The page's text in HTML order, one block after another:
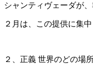
シャンティヴェーダが
２月は、この提供に集
２、正義 世界のどの場